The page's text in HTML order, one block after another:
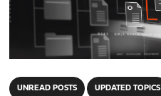
UNREAD POSTS UPDATED TOPICS